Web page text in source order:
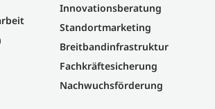
Innovationsberatung
Standortmarketing
Breitbandinfrastruktur
Fachkräftesicherung
Nachwuchsförderung